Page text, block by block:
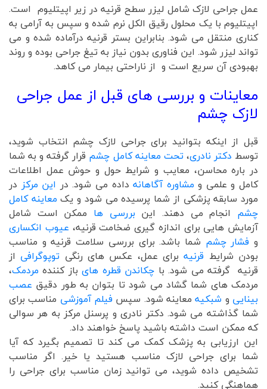
عمل جراحی لازک شامل لیزر سطح قرنیه در زیر اپیتلیوم است.
اپیتلیوم با یک محلول رقیق الکل نرم شده و سپس به آرامی به
کناری منتقل می شود. بنابراین بستر قرنیه درآماده شده و می
تواند لیزر شود. این فناوری بدون نیاز به تیغ جراحی بوده و روند
بهبودی آن سریع است و از ناراحتی بیمار می کاهد.
معاینات و بررسی های قبل از عمل جراحی
لازک چشم
قبل از اینکه بتوانید برای جراحی لازک چشم انتخاب شوید،
توسط دکتر نادری،تحت معاینه کامل چشم قرار گرفته و به شما
در باره محاسن، معایب و شرایط حول و حوش عمل اطلاعات
کامل و علمی و مشاوره آگاهانهداده می شود. در این مرکز در
مورد سابقه پزشکی از شما پرسیده می شود و یک معاینه کامل
چشم انجام می دهند. این بررسی ها ممکن است شامل
آزمایش هایی برای اندازه گیری ضخامت قرنیه، عیوب انکساری
وفشار چشم شما باشد. برای بررسی سلامت قرنیه و مناسب
بودن شرایط قرنیه برای عمل، عکس های رنگی توپوگرافی از
قرنیه گرفته می شود. با چکاندن قطره هایباز کننده مردمک،
مردمک های شما گشاد می شود تا بتوان به طور دقیق عصب
بینایی و شبکیهمعاینه شود. سپس فیلم آموزشی مناسب برای
شما گذاشته می شود. دکتر نادری و پرسنل مرکز به هر سوالی
که ممکن است داشته باشید پاسخ خواهند داد.
این ارزیابی به پزشک کمک می کند تا تصمیم بگیرد که آیا
شما برای جراحی لازک مناسب هستید یا خیر. اگر مناسب
تشخیص داده شوید، می توانید زمان مناسب برای جراحی را
هماهنگی کنید.